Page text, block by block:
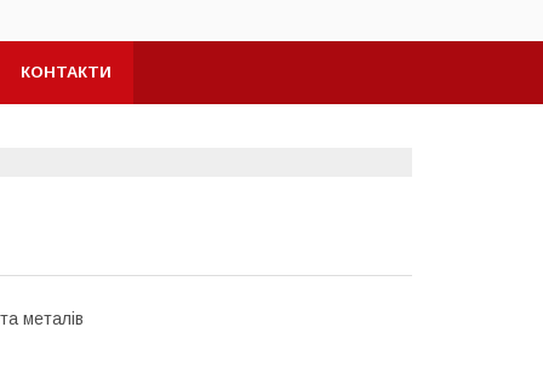
КОНТАКТИ
металів